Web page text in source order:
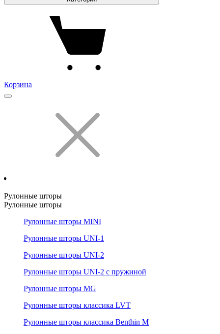
Корзина
Рулонные шторы
Рулонные шторы
Рулонные шторы MINI
Рулонные шторы UNI-1
Рулонные шторы UNI-2
Рулонные шторы UNI-2 с пружиной
Рулонные шторы MG
Рулонные шторы классика LVT
Рулонные шторы классика Benthin M